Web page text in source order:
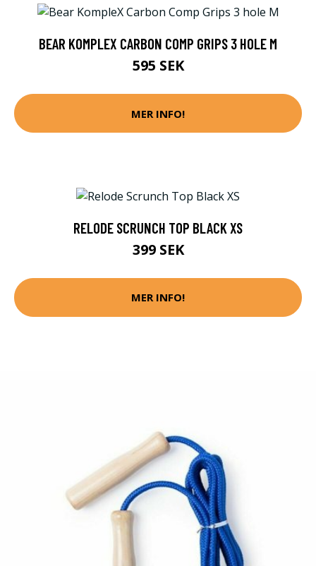
BEAR KOMPLEX CARBON COMP GRIPS 3 HOLE M
595 SEK
MER INFO!
RELODE SCRUNCH TOP BLACK XS
399 SEK
MER INFO!